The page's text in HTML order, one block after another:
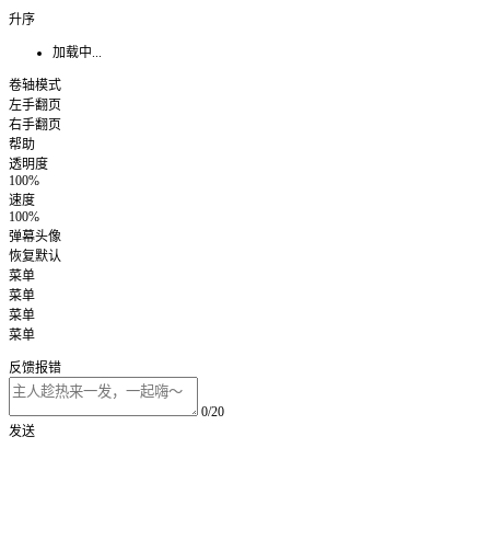
升序
加载中...
卷轴模式
左手翻页
右手翻页
帮助
透明度
100%
速度
100%
弹幕头像
恢复默认
菜单
菜单
菜单
菜单
反馈报错
0/20
发送